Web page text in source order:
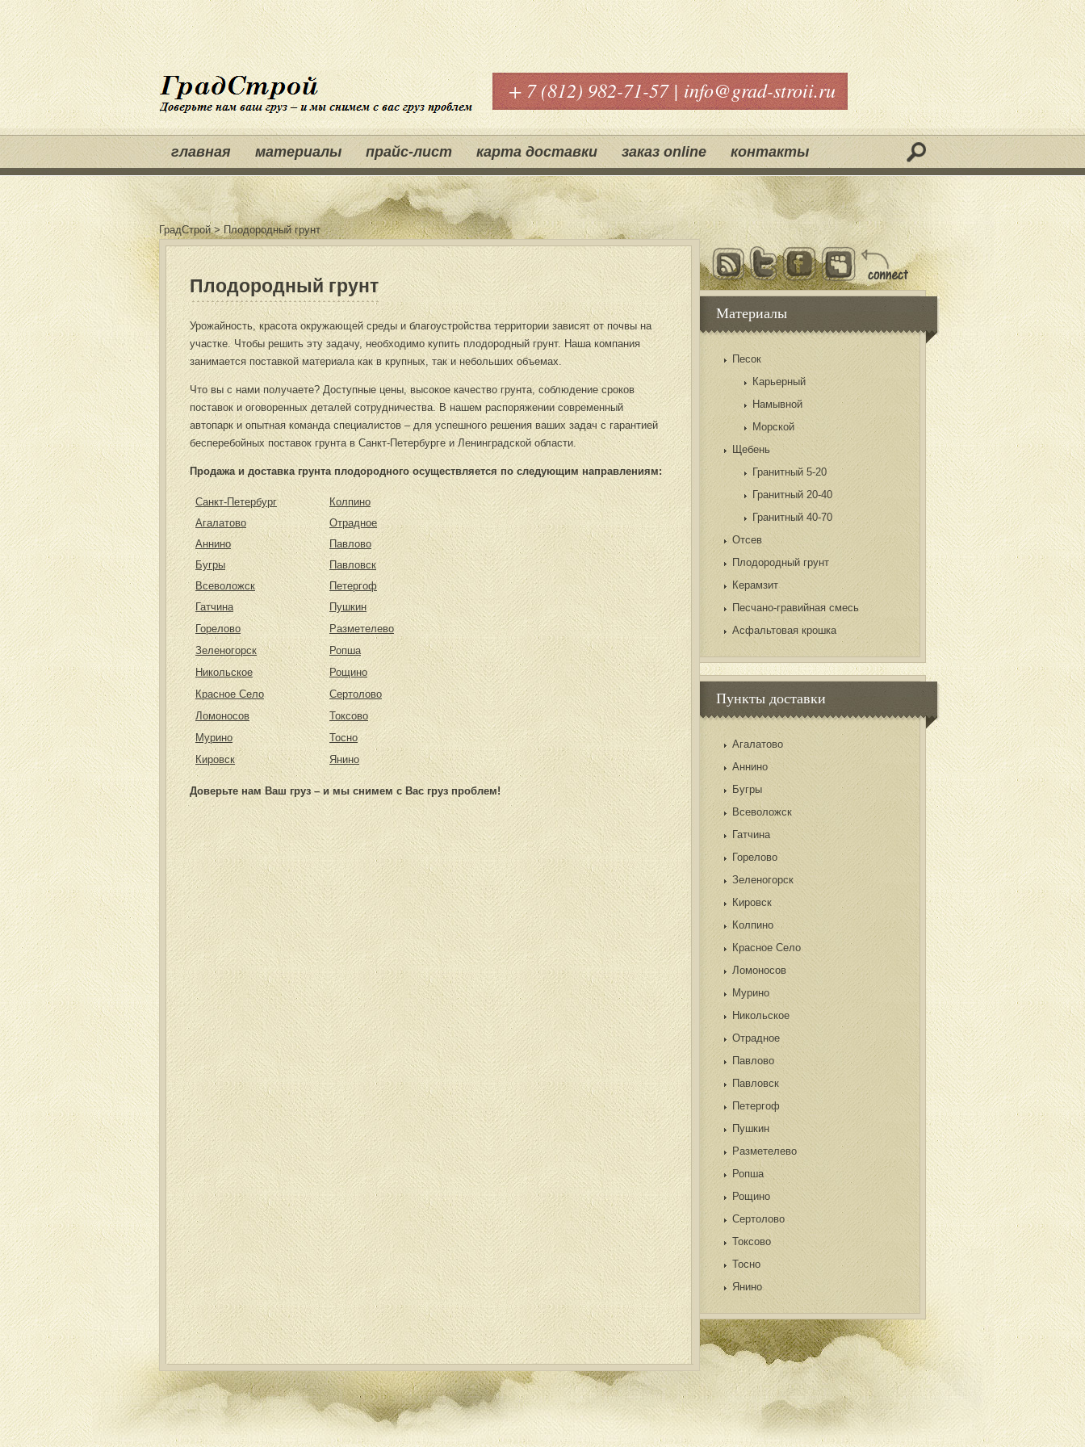
+ 7 (812) 982-71-57 | info@grad-stroii.ru
главная материалы прайс-лист карта доставки заказ оnline контакты
ГрадСтрой>Плодородный грунт
Плодородный грунт
Урожайность, красота окружающей среды и благоустройства территории зависят от почвы на
участке. Чтобы решить эту задачу, необходимо купить плодородный грунт. Наша компания
занимается поставкой материала как в крупных, так и небольших объемах.
Что вы с нами получаете? Доступные цены, высокое качество грунта, соблюдение сроков
поставок и оговоренных деталей сотрудничества. В нашем распоряжении современный
автопарк и опытная команда специалистов – для успешного решения ваших задач с гарантией
бесперебойных поставок грунта в Санкт-Петербурге и Ленинградской области.
Продажа и доставка грунта плодородного осуществляется по следующим направлениям:
Санкт-Петербург
Колпино
Агалатово
Отрадное
Аннино
Павлово
Бугры
Павловск
Всеволожск
Петергоф
Гатчина
Пушкин
Горелово
Разметелево
Зеленогорск
Ропша
Никольское
Рощино
Красное Село
Сертолово
Ломоносов
Токсово
Мурино
Тосно
Кировск
Янино
Доверьте нам Ваш груз – и мы снимем с Вас груз проблем!
Материалы
Песок
Карьерный
Намывной
Морской
Щебень
Гранитный 5-20
Гранитный 20-40
Гранитный 40-70
Отсев
Плодородный грунт
Керамзит
Песчано-гравийная смесь
Асфальтовая крошка
Пункты доставки
Агалатово
Аннино
Бугры
Всеволожск
Гатчина
Горелово
Зеленогорск
Кировск
Колпино
Красное Село
Ломоносов
Мурино
Никольское
Отрадное
Павлово
Павловск
Петергоф
Пушкин
Разметелево
Ропша
Рощино
Сертолово
Токсово
Тосно
Янино